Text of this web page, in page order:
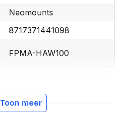
Neomounts
8717371441098
FPMA-HAW100
Aluminium
Toon meer